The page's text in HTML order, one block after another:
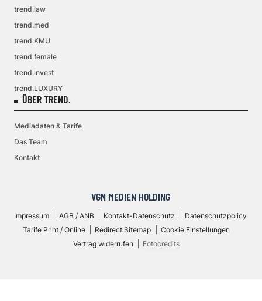
trend.law
trend.med
trend.KMU
trend.female
trend.invest
trend.LUXURY
ÜBER TREND.
Mediadaten & Tarife
Das Team
Kontakt
VGN MEDIEN HOLDING
Impressum AGB / ANB Kontakt-Datenschutz
Datenschutzpolicy
Tarife Print / Online
Redirect Sitemap
Cookie Einstellungen
Vertrag widerrufen
Fotocredits